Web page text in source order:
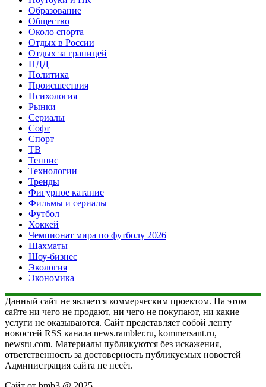
Образование
Общество
Около спорта
Отдых в России
Отдых за границей
ПДД
Политика
Происшествия
Психология
Рынки
Сериалы
Софт
Спорт
ТВ
Теннис
Технологии
Тренды
Фигурное катание
Фильмы и сериалы
Футбол
Хоккей
Чемпионат мира по футболу 2026
Шахматы
Шоу-бизнес
Экология
Экономика
Данный сайт не является коммерческим проектом. На этом
сайте ни чего не продают, ни чего не покупают, ни какие
услуги не оказываются. Сайт представляет собой ленту
новостей RSS канала news.rambler.ru, kommersant.ru,
newsru.com. Материалы публикуются без искажения,
ответственность за достоверность публикуемых новостей
Администрация сайта не несёт.